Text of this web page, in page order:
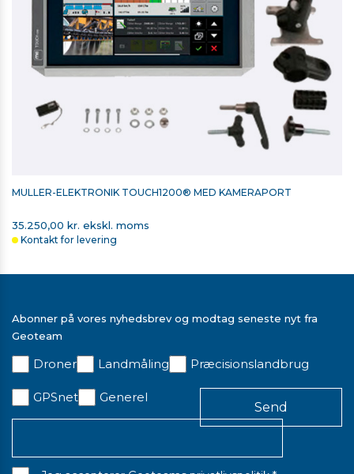
MÜLLER-ELEKTRONIK TOUCH1200® MED KAMERAPORT
35.250,00 kr. ekskl. moms
Kontakt for levering
Abonner på vores nyhedsbrev og modtag seneste nyt fra
Geoteam
Droner Landmåling Præcisionslandbrug
GPSnet Generel